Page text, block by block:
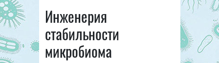
Инженерия
стабильности
микробиома